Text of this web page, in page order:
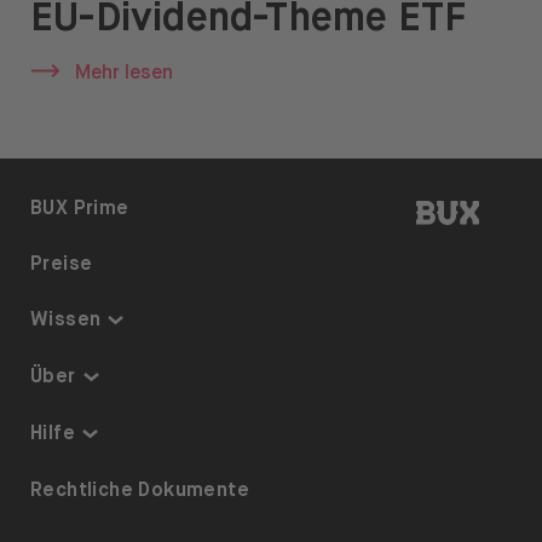
News & Insights
Prime
EU-Dividend-Theme ETF
Mehr lesen
BUX |
BUX Prime
Preise
Wissen
Thematisch investieren
Dividenden
Über
Sicherheit & Schutz
Hilfe
Barrierefreiheit
Rechtliche Dokumente